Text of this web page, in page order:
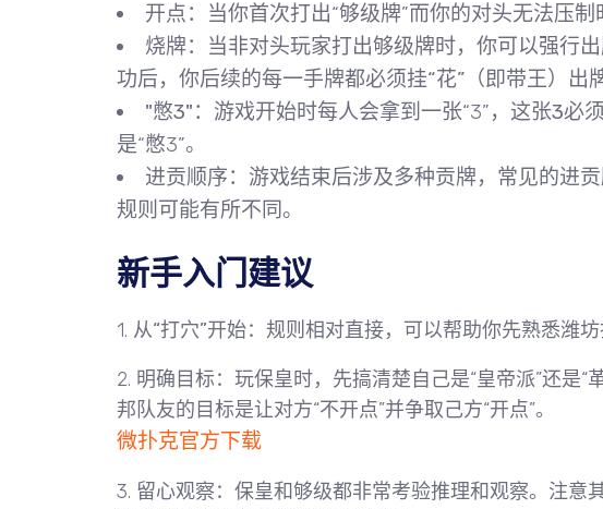
开点：当你首次打出“够级牌”而你的对头无法压制
烧牌：当非对头玩家打出够级牌时，你可以强行
功后，你后续的每一手牌都必须挂“花”（即带王） 出
"憋3"：游戏开始时每人会拿到一张“3”，这张3必
是“憋3”。
进贡顺序：游戏结束后涉及多种贡牌，常见的进
规则可能有所不同。
新手入门建议
1. 从“打穴”开始：规则相对直接，可以帮助你先熟悉潍坊
2. 明确目标：玩保皇时，先搞清楚自己是“皇帝派”还是
邦队友的目标是让对方“不开点”并争取己方“开点”。
微扑克官方下载
3. 留心观察：保皇和够级都非常考验推理和观察。注意